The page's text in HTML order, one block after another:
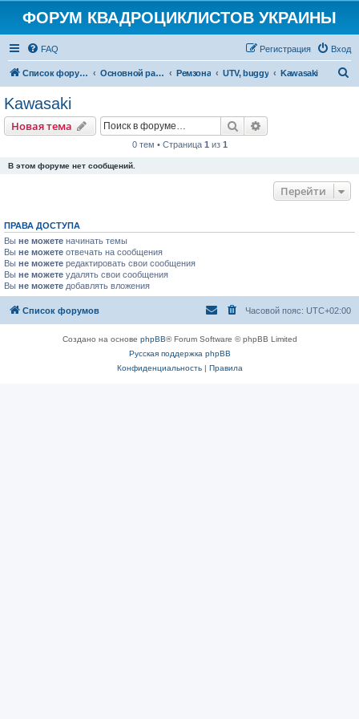
ФОРУМ КВАДРОЦИКЛИСТОВ УКРАИНЫ
FAQ Вход
Регистрация
Список форумов Основной раздел Ремзона UTV, buggy Kawasaki
Kawasaki
Новая тема Поиск
0 тем • Страница 1 из 1
В этом форуме нет сообщений.
Перейти
ПРАВА ДОСТУПА
Вы не можете начинать темы
Вы не можете отвечать на сообщения
Вы не можете редактировать свои сообщения
Вы не можете удалять свои сообщения
Вы не можете добавлять вложения
Список форумов Часовой пояс: UTC+02:00
Создано на основе phpBB® Forum Software © phpBB Limited
Русская поддержка phpBB
Конфиденциальность| Правила